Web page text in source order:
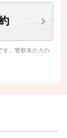
す。警察未介入の